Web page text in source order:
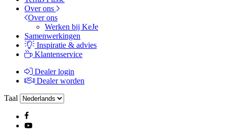
Over ons
Over ons
Werken bij KeJe
Samenwerkingen
Inspiratie & advies
Klantenservice
Dealer login
Dealer worden
Taal